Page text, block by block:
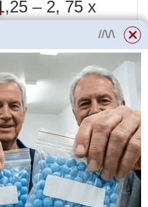
– 2, 75 x
1000 ks –
kůlový,
nebo
výhony